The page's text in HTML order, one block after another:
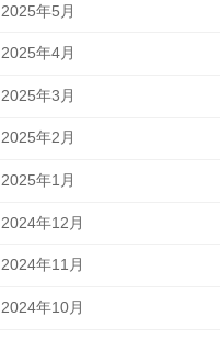
2025年5月
2025年4月
2025年3月
2025年2月
2025年1月
2024年12月
2024年11月
2024年10月